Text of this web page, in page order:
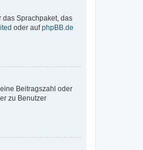
das Sprachpaket, das
oder aufphpBB.de
Beitragszahl oder
zu Benutzer